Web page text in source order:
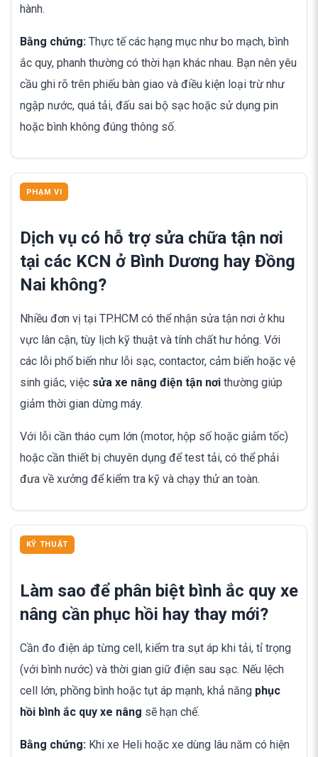
hành.
Bằng chứng: Thực tế các hạng mục như bo mạch, bình
ắc quy, phanh thường có thời hạn khác nhau. Bạn nên yêu
cầu ghi rõ trên phiếu bàn giao và điều kiện loại trừ như
ngập nước, quá tải, đấu sai bộ sạc hoặc sử dụng pin
hoặc bình không đúng thông số.
PHẠM VI
Dịch vụ có hỗ trợ sửa chữa tận nơi
tại các KCN ở Bình Dương hay Đồng
Nai không?
Nhiều đơn vị tại TP.HCM có thể nhận sửa tận nơi ở khu
vực lân cận, tùy lịch kỹ thuật và tính chất hư hỏng. Với
các lỗi phổ biến như lỗi sạc, contactor, cảm biến hoặc vệ
sinh giắc, việc sửa xe nâng điện tận nơi thường giúp
giảm thời gian dừng máy.
Với lỗi cần tháo cụm lớn (motor, hộp số hoặc giảm tốc)
hoặc cần thiết bị chuyên dụng để test tải, có thể phải
đưa về xưởng để kiểm tra kỹ và chạy thử an toàn.
KỸ THUẬT
Làm sao để phân biệt bình ắc quy xe
nâng cần phục hồi hay thay mới?
Cần đo điện áp từng cell, kiểm tra sụt áp khi tải, tỉ trọng
(với bình nước) và thời gian giữ điện sau sạc. Nếu lệch
cell lớn, phồng bình hoặc tụt áp mạnh, khả năng phục
hồi bình ắc quy xe nâng sẽ hạn chế.
Bằng chứng: Khi xe Heli hoặc xe dùng lâu năm có hiện